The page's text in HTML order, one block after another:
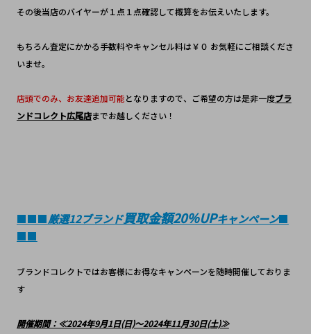
その後当店のバイヤーが１点１点確認して概算をお伝えいたします。
もちろん査定にかかる手数料やキャンセル料は￥０ お気軽にご相談くださ
いませ。
店頭でのみ、お友達追加可能となりますので、ご希望の方は是非一度ブラ
ンドコレクト広尾店までお越しください！
■■■厳選12ブランド買取金額20％UPキャンペーン■
■■
ブランドコレクトではお客様にお得なキャンペーンを随時開催しておりま
す
開催期間：≪2024年9月1日(日)～2024年11月30日(土)≫